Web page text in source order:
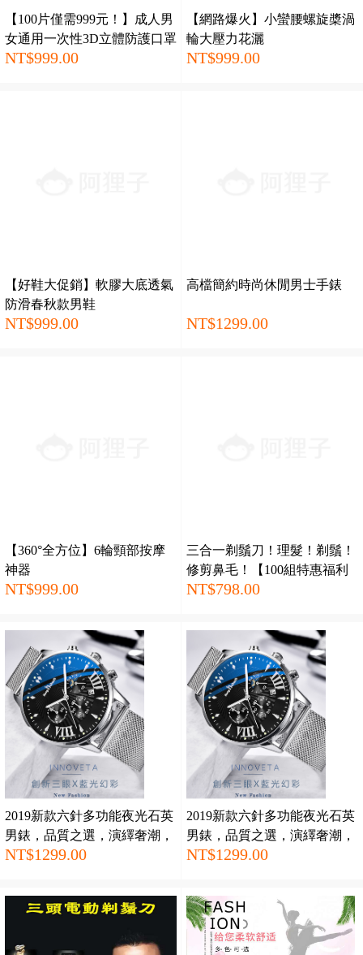
【100片僅需999元！】成人男
女通用一次性3D立體防護口罩
NT$999.00
【網路爆火】小蠻腰螺旋槳渦
輪大壓力花灑
NT$999.00
【好鞋大促銷】軟膠大底透氣
防滑春秋款男鞋
NT$999.00
高檔簡約時尚休閒男士手錶
NT$1299.00
【360°全方位】6輪頸部按摩
神器
NT$999.00
三合一剃鬚刀！理髮！剃鬚！
修剪鼻毛！【100組特惠福利
賣完下架】
NT$798.00
2019新款六針多功能夜光石英
男錶，品質之選，演繹奢潮，
盡情彰顯男士魅力
NT$1299.00
2019新款六針多功能夜光石英
男錶，品質之選，演繹奢潮，
盡情彰顯男士魅力
NT$1299.00